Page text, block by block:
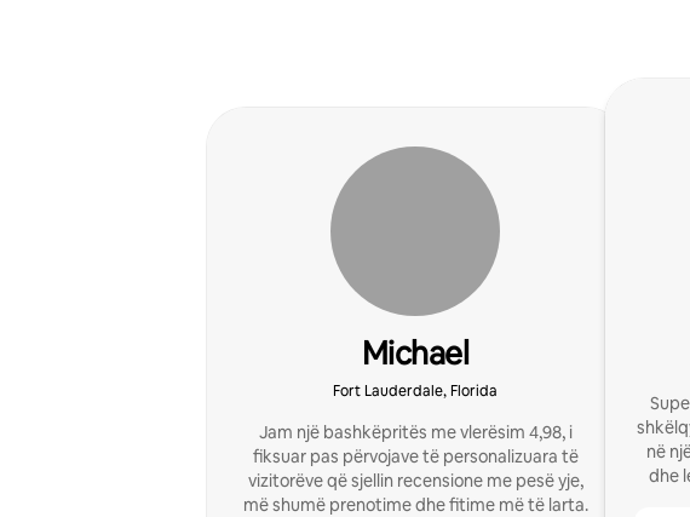
Michael
Fort Lauderdale, Florida
Jam një bashkëpritës me vlerësim 4,98, i
fiksuar pas përvojave të personalizuara të
vizitorëve që sjellin recensione me pesë yje,
më shumë prenotime dhe fitime më të larta.
në
dhe